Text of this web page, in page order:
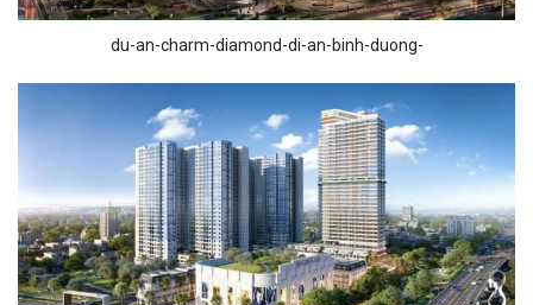
du-an-charm-diamond-di-an-binh-duong-